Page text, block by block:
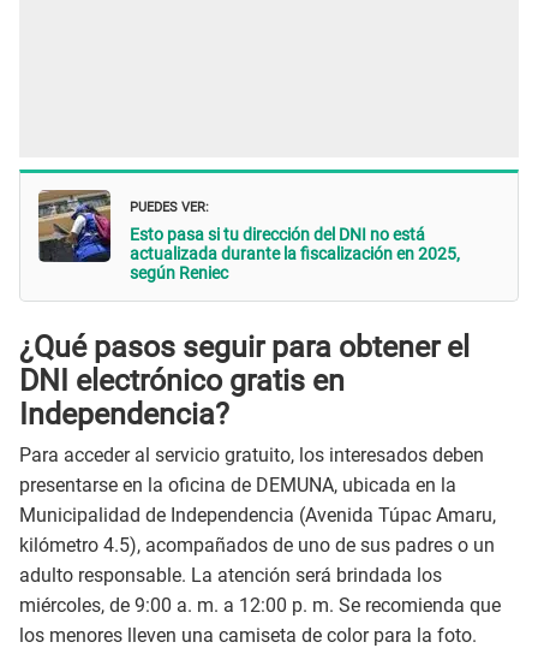
PUEDES VER:
Esto pasa si tu dirección del DNI no está
actualizada durante la fiscalización en 2025,
según Reniec
¿Qué pasos seguir para obtener el
DNI electrónico gratis en
Independencia?
Para acceder al servicio gratuito, los interesados deben
presentarse en la oficina de DEMUNA, ubicada en la
Municipalidad de Independencia (Avenida Túpac Amaru,
kilómetro 4.5), acompañados de uno de sus padres o un
adulto responsable. La atención será brindada los
miércoles, de 9:00 a. m. a 12:00 p. m. Se recomienda que
los menores lleven una camiseta de color para la foto.